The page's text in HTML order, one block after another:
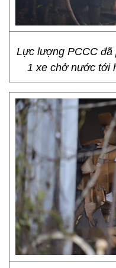
Lực lượng PCCC đã
1 xe chở nước tới